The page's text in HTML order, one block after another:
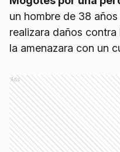
un hombre de 38
realizara daños
la amenazara con un
Ads